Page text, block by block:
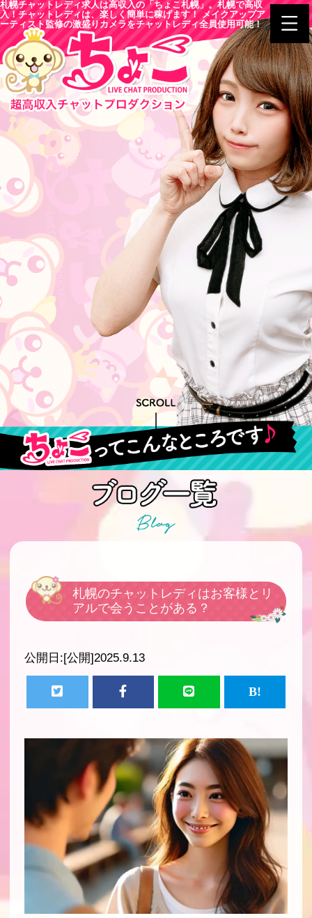
札幌チャットレディ求人は高収入の「ちょこ札幌」。札幌で高収
入！チャットレディは、楽しく簡単に稼げます！ メイクアップア
ーティスト監修の激盛りカメラをチャットレディ全員使用可能！
札幌のチャットレディはお客様とリ
アルで会うことがある？
公開日:[公開]2025.9.13